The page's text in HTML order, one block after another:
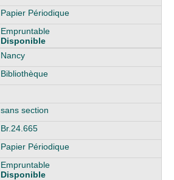
Papier Périodique
Empruntable
Disponible
Nancy
Bibliothèque
sans section
Br.24.665
Papier Périodique
Empruntable
Disponible